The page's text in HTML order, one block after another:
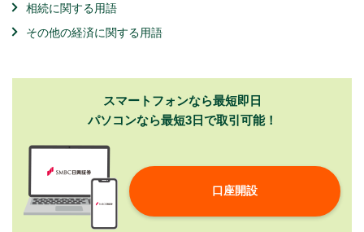
相続に関する用語
その他の経済に関する用語
スマートフォンなら最短即日
パソコンなら最短3日で取引可能！
口座開設